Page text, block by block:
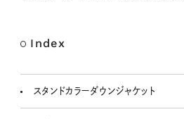
Index
スタンドカラーダウンジャケット